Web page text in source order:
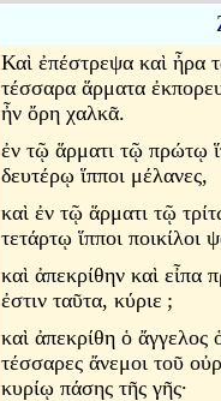
Καὶ ἐπέστρεψα καὶ ἦρα
τέσσαρα ἅρματα
ἦν ὄρη χαλκᾶ.
ἐν τῷ ἅρματι τῷ πρώτῳ
δευτέρῳ ἵπποι μέλανες,
καὶ ἐν τῷ ἅρματι τῷ
τετάρτῳ ἵπποι ποικίλοι
καὶ ἀπεκρίθην καὶ εἶπα
ἐστιν ταῦτα, κύριε ;
καὶ ἀπεκρίθη ὁ ἄγγελος
τέσσαρες ἄνεμοι τοῦ
κυρίῳ πάσης τῆς γῆς·